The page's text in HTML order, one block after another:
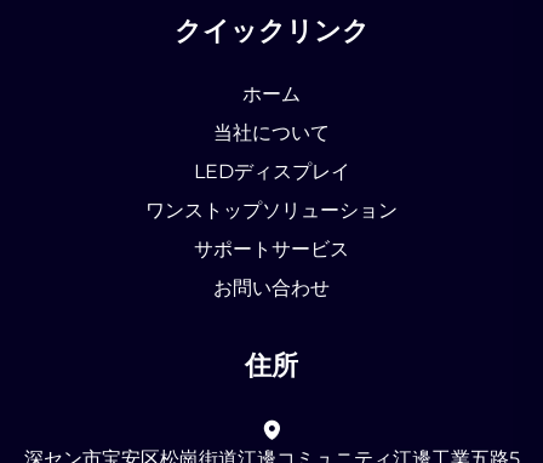
クイックリンク
ホーム
当社について
LEDディスプレイ
ワンストップソリューション
サポートサービス
お問い合わせ
住所